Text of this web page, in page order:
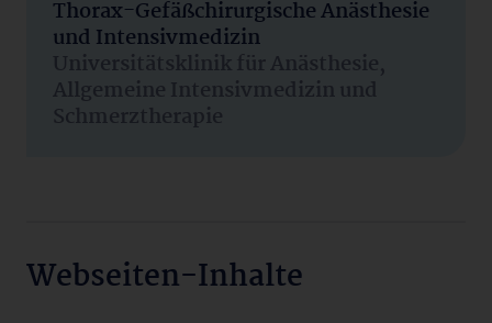
Thorax-Gefäßchirurgische Anästhesie
und Intensivmedizin
Universitätsklinik für Anästhesie,
Allgemeine Intensivmedizin und
Schmerztherapie
Webseiten-Inhalte